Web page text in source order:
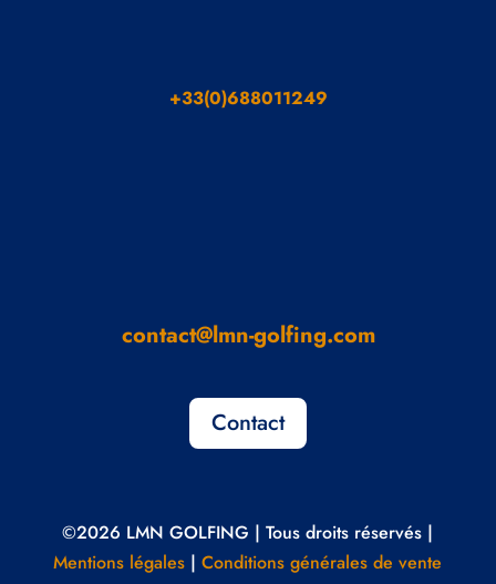
+33(0)688011249
contact@lmn-golfing.com
Contact
©2026 LMN GOLFING | Tous droits réservés |
Mentions légales |Conditions générales de vente